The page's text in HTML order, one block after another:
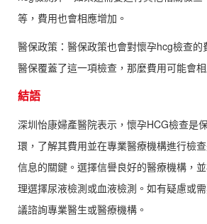
等，費用也會相應增加。
醫保政策：醫保政策也會對懷孕hcg檢查
醫保覆蓋了這一項檢查，那麼費用可能會相
結語
深圳怡康婦產醫院表示，懷孕HCG檢查是
環，了解其費用並在專業醫療機構進行檢
信息的關鍵。選擇信譽良好的醫療機構，
理選擇尿液檢測或血液檢測。如有疑慮或
議諮詢專業醫生或醫療機構。